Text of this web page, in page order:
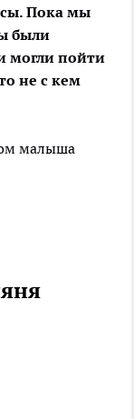
Пока мы
были
могли пойти
не с кем